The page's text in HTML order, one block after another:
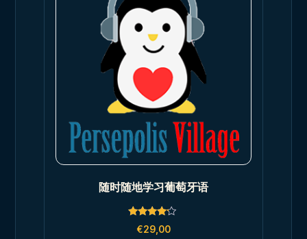
随时随地学习葡萄牙语
Rated
4.00
€29,00